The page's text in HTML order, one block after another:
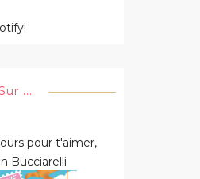
...
pour t'aimer,
Bucciarelli